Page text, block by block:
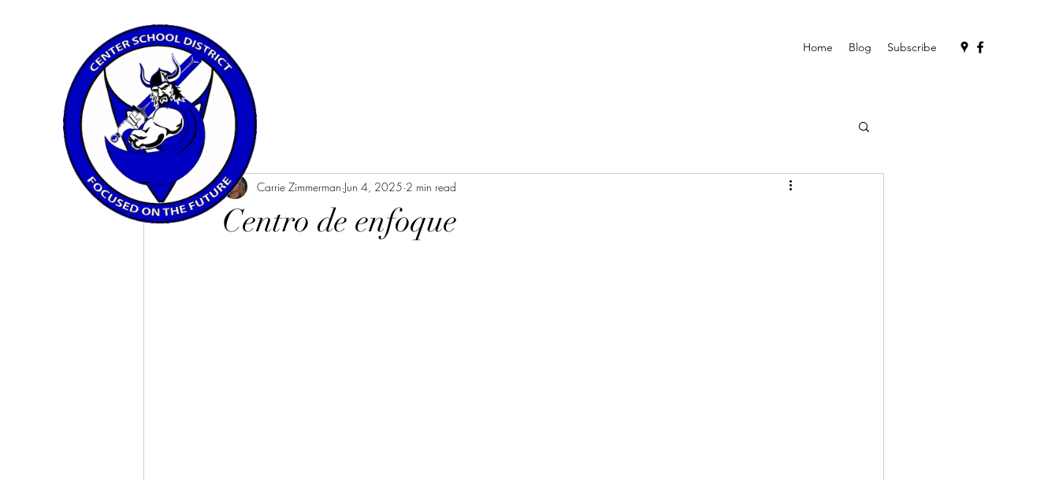
Home Blog Subscribe
All Posts
Centro de enfoque
Carrie Zimmerman Jun 4, 2025 2 min read